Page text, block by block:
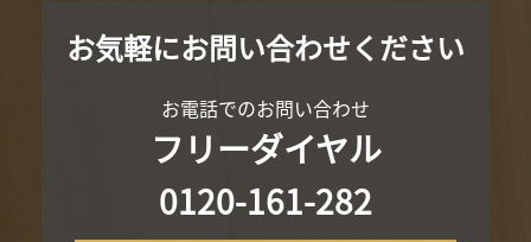
お気軽にお問い合わせください
お電話でのお問い合わせ
フリーダイヤル
0120-161-282